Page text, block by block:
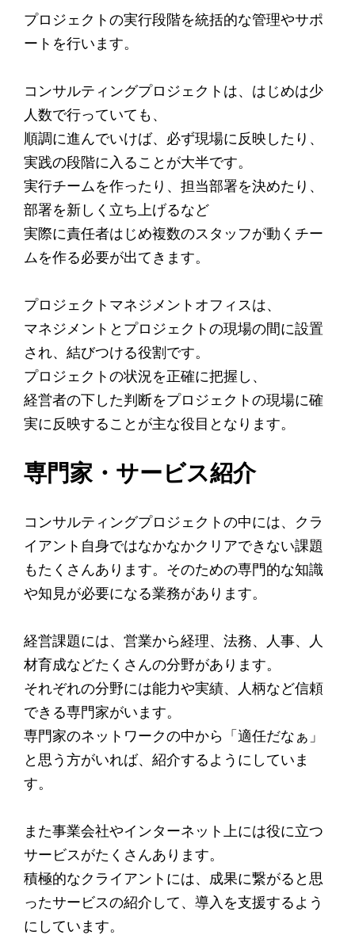
プロジェクトの実行段階を統括的な管理やサポ
ートを行います。
コンサルティングプロジェクトは、はじめは少
人数で行っていても、
順調に進んでいけば、必ず現場に反映したり、
実践の段階に入ることが大半です。
実行チームを作ったり、担当部署を決めたり、
部署を新しく立ち上げるなど
実際に責任者はじめ複数のスタッフが動くチー
ムを作る必要が出てきます。
プロジェクトマネジメントオフィスは、
マネジメントとプロジェクトの現場の間に設置
され、結びつける役割です。
プロジェクトの状況を正確に把握し、
経営者の下した判断をプロジェクトの現場に確
実に反映することが主な役目となります。
専門家・サービス紹介
コンサルティングプロジェクトの中には、クラ
イアント自身ではなかなかクリアできない課題
もたくさんあります。そのための専門的な知識
や知見が必要になる業務があります。
経営課題には、営業から経理、法務、人事、人
材育成などたくさんの分野があります。
それぞれの分野には能力や実績、人柄など信頼
できる専門家がいます。
専門家のネットワークの中から「適任だなぁ」
と思う方がいれば、紹介するようにしていま
す。
また事業会社やインターネット上には役に立つ
サービスがたくさんあります。
積極的なクライアントには、成果に繋がると思
ったサービスの紹介して、導入を支援するよう
にしています。